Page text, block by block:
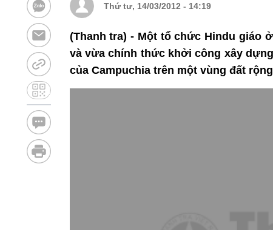
Thứ tư, 14/03/2012 - 14:19
(Thanh tra) - Một tổ chức Hindu giáo
và vừa chính thức khởi công xây
của Campuchia trên một vùng đất